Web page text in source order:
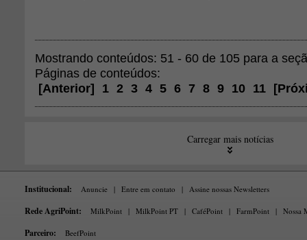
Mostrando conteúdos: 51 - 60 de 105 para a
Páginas de conteúdos:
[Anterior] 1 2 3 4 5 6 7 8 9 10 11 [
Carregar mais notícias
Institucional: Anuncie | Entre em contato | Assine nossas Newsletters
Rede AgriPoint: MilkPoint | MilkPoint PT | CaféPoint | FarmPoint | Nossa
Parceiro: BeefPoint